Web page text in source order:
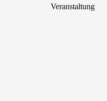
Veranstaltung